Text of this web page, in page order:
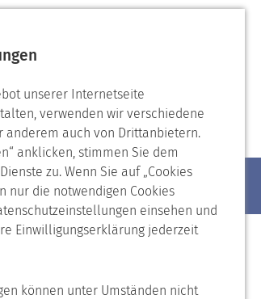
unserer Internetseite
verwenden wir verschiedene
anderem auch von Drittanbietern.
anklicken, stimmen Sie dem
zu. Wenn Sie auf „Cookies
nur die notwendigen Cookies
einsehen und
Einwilligungserklärung jederzeit
können unter Umständen nicht